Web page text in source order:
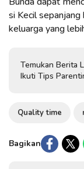
si Kecil
keluarga yang
Temukan Berita
Ikuti Tips
Quality time
Bagikan